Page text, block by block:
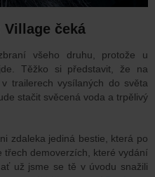
Village čeká
všeho druhu, protože u
Těžko si představit, že na
trailerech vysílaných do světa
stačit svěcená voda a trpělivý
zdaleka jediná bestie, která po
třech demoverzích, které vydání
už jsme se tě v úvodu snažili